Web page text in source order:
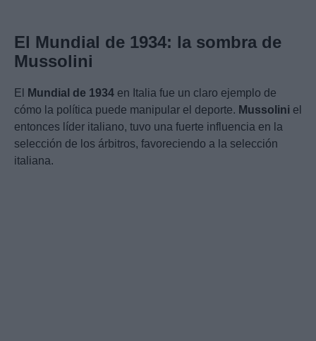
El Mundial de 1934: la sombra de
Mussolini
El Mundial de 1934 en Italia fue un claro ejemplo de
cómo la política puede manipular el deporte. Mussolini el
entonces líder italiano, tuvo una fuerte influencia en la
selección de los árbitros, favoreciendo a la selección
italiana.